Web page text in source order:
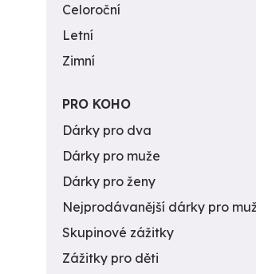
Celoroční
Letní
Zimní
PRO KOHO
Dárky pro dva
Dárky pro muže
Dárky pro ženy
Nejprodávanější dárky pro
Skupinové zážitky
Zážitky pro děti